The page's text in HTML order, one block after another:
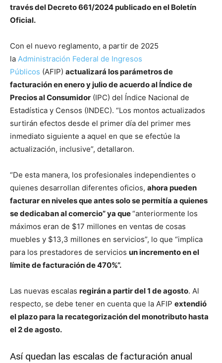
través del Decreto 661/2024 publicado en el Boletín
Oficial.
Con el nuevo reglamento, a partir de 2025
la Administración Federal de Ingresos
Públicos (AFIP) actualizará los parámetros de
facturación en enero y julio de acuerdo al Índice de
Precios al Consumidor (IPC) del Índice Nacional de
Estadística y Censos (INDEC). “Los montos actualizados
surtirán efectos desde el primer día del primer mes
inmediato siguiente a aquel en que se efectúe la
actualización, inclusive”, detallaron.
“De esta manera, los profesionales independientes o
quienes desarrollan diferentes oficios, ahora pueden
facturar en niveles que antes solo se permitía a quienes
se dedicaban al comercio” ya que“anteriormente los
máximos eran de $17 millones en ventas de cosas
muebles y $13,3 millones en servicios”, lo que “implica
para los prestadores de servicios un incremento en el
límite de facturación de 470%”.
Las nuevas escalas regirán a partir del 1 de agosto. Al
respecto, se debe tener en cuenta que la AFIP extendió
el plazo para la recategorización del monotributo hasta
el 2 de agosto.
Así quedan las escalas de facturación anual